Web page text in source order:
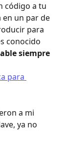
código a tu
un par de
para
conocido
siempre
para
a mi
ya no